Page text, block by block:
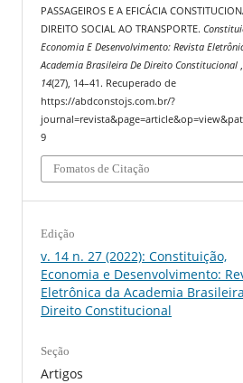
PASSAGEIROS E A EFICÁCIA
DIREITO SOCIAL AO TRANSPORTE.
Economia E Desenvolvimento: Revista
Academia Brasileira De Direito Constitucional,
14(27), 14–41. Recuperado de
https://abdconstojs.com.br/?
9
Fomatos de Citação
Edição
v. 14 n. 27 (2022): Constituição,
Economia e Desenvolvimento:
Eletrônica da Academia
Direito Constitucional
Seção
Artigos